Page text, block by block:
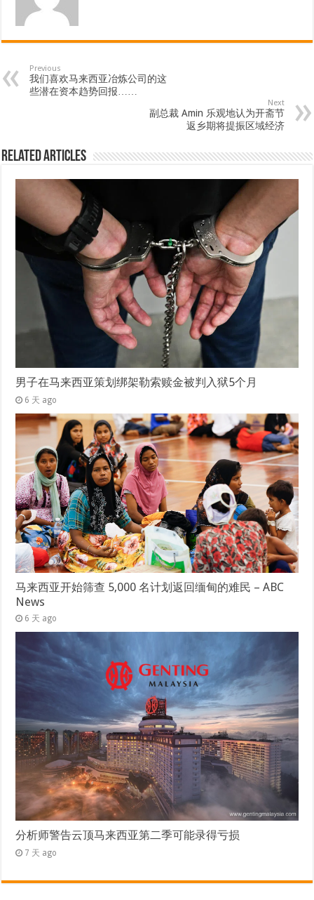
Previous
我们喜欢马来西亚冶炼公司的这
些潜在资本趋势回报……
Next
副总裁 Amin 乐观地认为开斋节
返乡期将提振区域经济
Related Articles
男子在马来西亚策划绑架勒索赎金被判入狱5个月
6 天 ago
马来西亚开始筛查 5,000 名计划返回缅甸的难民 – ABC
News
6 天 ago
分析师警告云顶马来西亚第二季可能录得亏损
7 天 ago